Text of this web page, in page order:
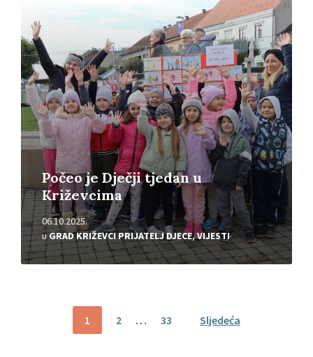
Počeo je Dječji tjedan u
Križevcima
06.10.2025.
uGRAD KRIŽEVCI PRIJATELJ DJECE,VIJESTI
više
Brojevi
1 2 … 33 Sljedeća